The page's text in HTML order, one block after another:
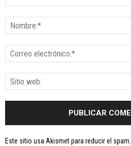
Este sitio usa Akismet para reducir el spam.